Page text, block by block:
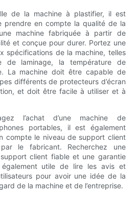
de la machine à plastifier, il est
prendre en compte la qualité de la
machine fabriquée à partir de
et conçue pour durer. Portez une
spécifications de la machine, telles
de laminage, la température de
La machine doit être capable de
différents de protecteurs d’écran
et doit être facile à utiliser et à
l’achat d’une machine de
portables, il est également
compte le niveau de support client
le fabricant. Recherchez une
client fiable et une garantie
utile de lire les avis et
pour avoir une idée de la
de la machine et de l’entreprise.